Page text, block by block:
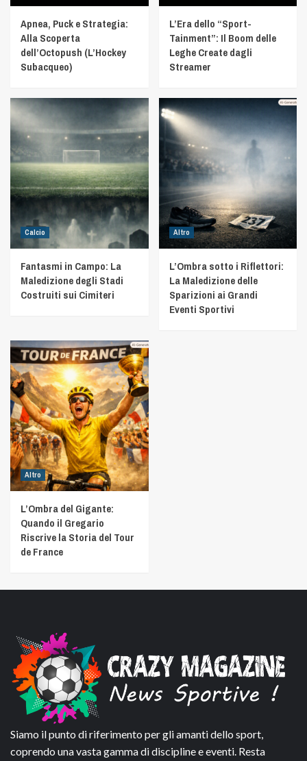
Apnea, Puck e Strategia:
Alla Scoperta
dell’Octopush (L’Hockey
Subacqueo)
L’Era dello “Sport-
Tainment”: Il Boom delle
Leghe Create dagli
Streamer
Calcio
Fantasmi in Campo: La
Maledizione degli Stadi
Costruiti sui Cimiteri
Altro
L’Ombra sotto i Riflettori:
La Maledizione delle
Sparizioni ai Grandi
Eventi Sportivi
Altro
L’Ombra del Gigante:
Quando il Gregario
Riscrive la Storia del Tour
de France
Siamo il punto di riferimento per gli amanti dello sport,
coprendo una vasta gamma di discipline e eventi. Resta